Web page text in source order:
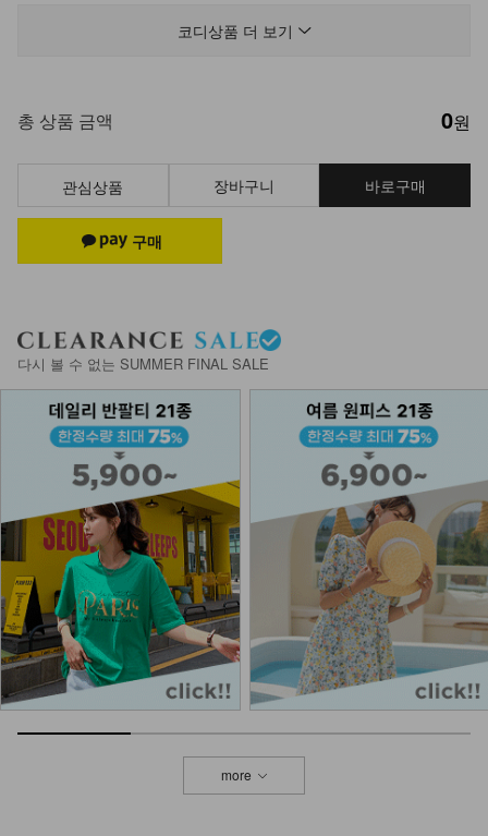
29,900 17%
코디상품 더 보기
총 상품 금액 0원
관심상품 장바구니 바로구매
다시 볼 수 없는 SUMMER FINAL SALE
more